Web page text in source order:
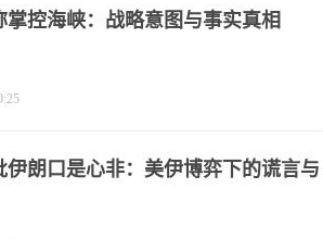
掌控海峡：战略意图与事实真相
伊朗口是心非：美伊博弈下的谎言与